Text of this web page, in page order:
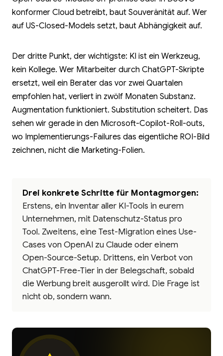
konformer Cloud betreibt, baut Souveränität auf. Wer
auf US-Closed-Models setzt, baut Abhängigkeit auf.
Der dritte Punkt, der wichtigste: KI ist ein Werkzeug,
kein Kollege. Wer Mitarbeiter durch ChatGPT-Skripte
ersetzt, weil ein Berater das vor zwei Quartalen
empfohlen hat, verliert in zwölf Monaten Substanz.
Augmentation funktioniert. Substitution scheitert. Das
sehen wir gerade in den Microsoft-Copilot-Roll-outs,
wo Implementierungs-Failures das eigentliche ROI-Bild
zeichnen, nicht die Marketing-Folien.
Drei konkrete Schritte für Montagmorgen:
Erstens, ein Inventar aller KI-Tools in eurem
Unternehmen, mit Datenschutz-Status pro
Tool. Zweitens, eine Test-Migration eines Use-
Cases von OpenAI zu Claude oder einem
Open-Source-Setup. Drittens, ein Verbot von
ChatGPT-Free-Tier in der Belegschaft, sobald
die Werbung breit ausgerollt wird. Die Frage ist
nicht ob, sondern wann.